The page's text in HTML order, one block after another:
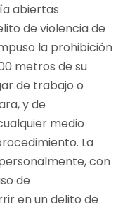
abiertas
de violencia de
la prohibición
metros de su
de trabajo o
y de
medio
La
con
de
en un delito de